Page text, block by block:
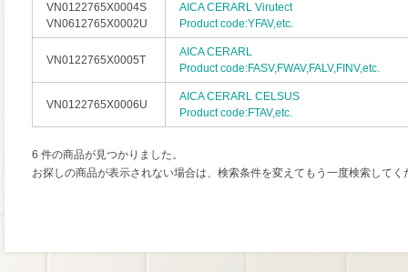
VN0122765X0004S
VN0612765X0002U
AICA CERARL Virutect
Product code:YFAV,etc.
VN0122765X0005T
AICA CERARL
Product code:FASV,FWAV,FALV,FINV,etc.
VN0122765X0006U
AICA CERARL CELSUS
Product code:FTAV,etc.
6 件の商品が見つかりました。
お探しの商品が表示されない場合は、検索条件を変えてもう一度検索してく